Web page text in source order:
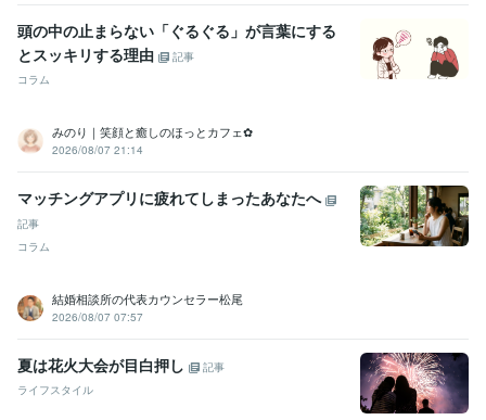
頭の中の止まらない「ぐるぐる」が言葉にする
とスッキリする理由
記事
コラム
みのり｜笑顔と癒しのほっとカフェ✿
2026/08/07 21:14
マッチングアプリに疲れてしまったあなたへ
記事
コラム
結婚相談所の代表カウンセラー松尾
2026/08/07 07:57
夏は花火大会が目白押し
記事
ライフスタイル